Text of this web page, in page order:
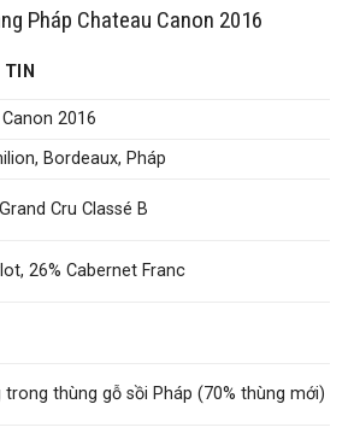
Pháp Chateau Canon 2016
TIN
2016
Bordeaux, Pháp
Cru Classé B
26% Cabernet Franc
trong thùng gỗ sồi Pháp (70% thùng mới)